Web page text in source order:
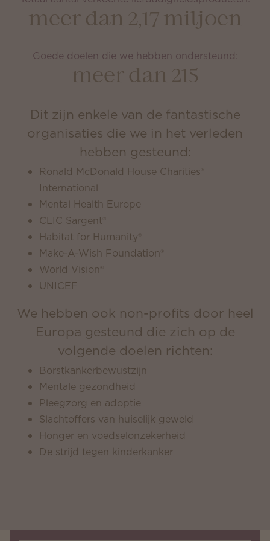
meer dan 2,17 miljoen
Goede doelen die we hebben ondersteund:
meer dan 215
Dit zijn enkele van de fantastische
organisaties die we in het verleden
hebben gesteund:
Ronald McDonald House Charities®
International
Mental Health Europe
CLIC Sargent®
Habitat for Humanity®
Make-A-Wish Foundation®
World Vision®
UNICEF
We hebben ook non-profits door heel
Europa gesteund die zich op de
volgende doelen richten:
Borstkankerbewustzijn
Mentale gezondheid
Pleegzorg en adoptie
Slachtoffers van huiselijk geweld
Honger en voedselonzekerheid
De strijd tegen kinderkanker